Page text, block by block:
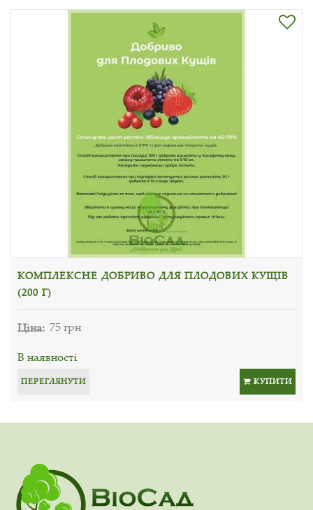
КОМПЛЕКСНЕ ДОБРИВО ДЛЯ ПЛОДОВИХ КУЩІВ
(200 Г)
Ціна: 75 грн
В наявності
ПЕРЕГЛЯНУТИ КУПИТИ